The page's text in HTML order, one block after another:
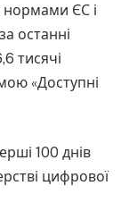
нормами ЄС і
останні
тисячі
«Доступні
100 днів
цифрової